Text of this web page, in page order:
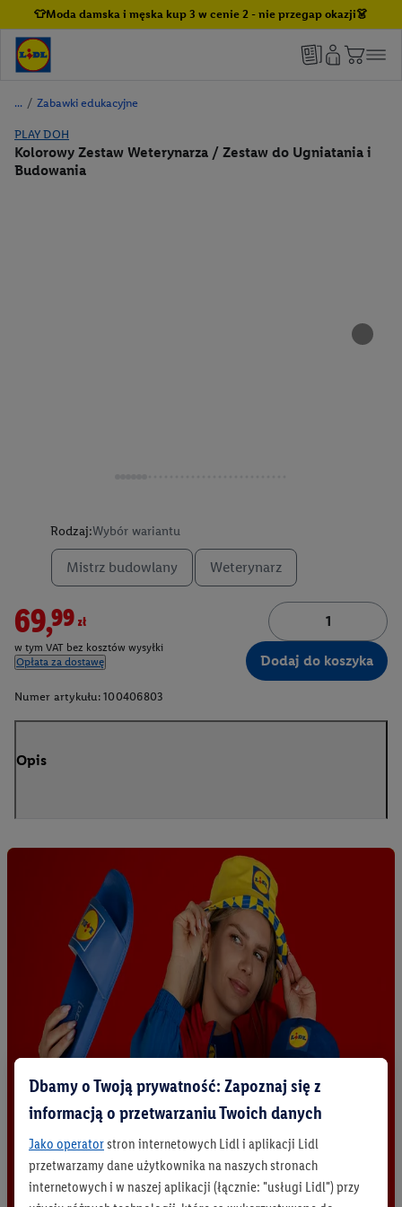
👕Moda damska i męska kup 3 w cenie 2 - nie przegap okazji👗
/ Zabawki edukacyjne
PLAY DOH
Kolorowy Zestaw Weterynarza / Zestaw do Ugniatania i
Budowania
Rodzaj:Wybór wariantu
Mistrz budowlany Weterynarz
69,99zł
w tym VAT bez kosztów wysyłki
Opłata za dostawę
Dodaj do koszyka
Numer artykułu: 100406803
Opis
Dbamy o Twoją prywatność: Zapoznaj się z
informacją o przetwarzaniu Twoich danych
Jako operatorstron internetowych Lidl i aplikacji Lidl
przetwarzamy dane użytkownika na naszych stronach
internetowych i w naszej aplikacji (łącznie: "usługi Lidl") przy